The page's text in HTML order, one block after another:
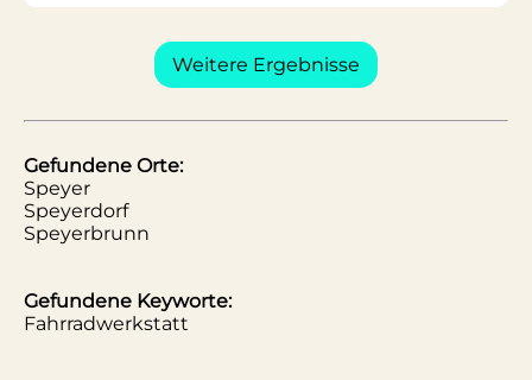
Weitere Ergebnisse
Gefundene Orte:
Speyer
Speyerdorf
Speyerbrunn
Gefundene Keyworte:
Fahrradwerkstatt